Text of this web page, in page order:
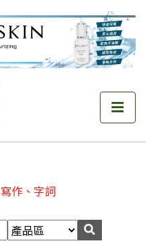
寫作、字詞